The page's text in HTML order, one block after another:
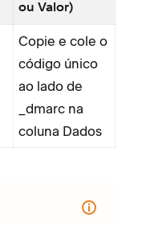
ou Valor)
Copie e cole o
código único
ao lado de
_dmarc na
coluna Dados